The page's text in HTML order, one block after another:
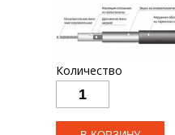
Количество